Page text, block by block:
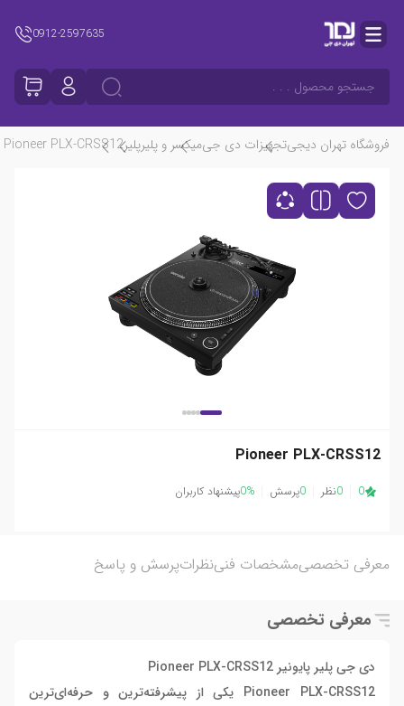
0912-2597635
جستجو محصول . . .
فروشگاه تهران دیجیتجهیزات دی جیمیکسر و پلیرپلیرPioneer PLX-CRSS12
Pioneer PLX-CRSS12
0
0نظر 0پرسش 0%پیشنهاد کاربران
معرفی تخصصیمشخصات فنینظراتپرسش و پاسخ
معرفی تخصصی
دی جی پلیر پایونیر Pioneer PLX-CRSS12
Pioneer PLX-CRSS12 یکی از پیشرفته‌ترین و حرفه‌ای‌ترین